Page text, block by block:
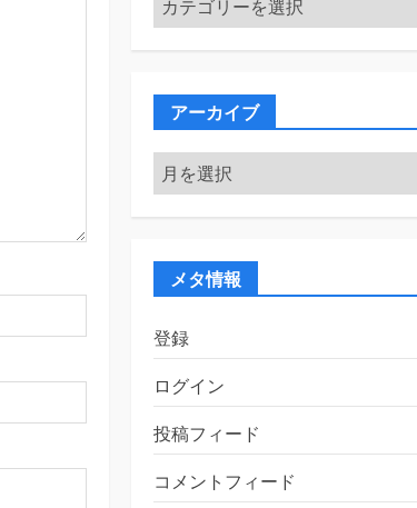
テ
ゴ
アーカイブ
ア
ー
カ
メタ情報
登録
ログイン
投稿フィード
コメントフィード